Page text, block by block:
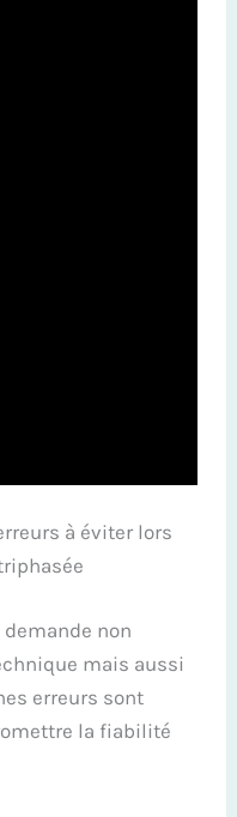
à éviter lors
non
mais aussi
erreurs sont
la fiabilité